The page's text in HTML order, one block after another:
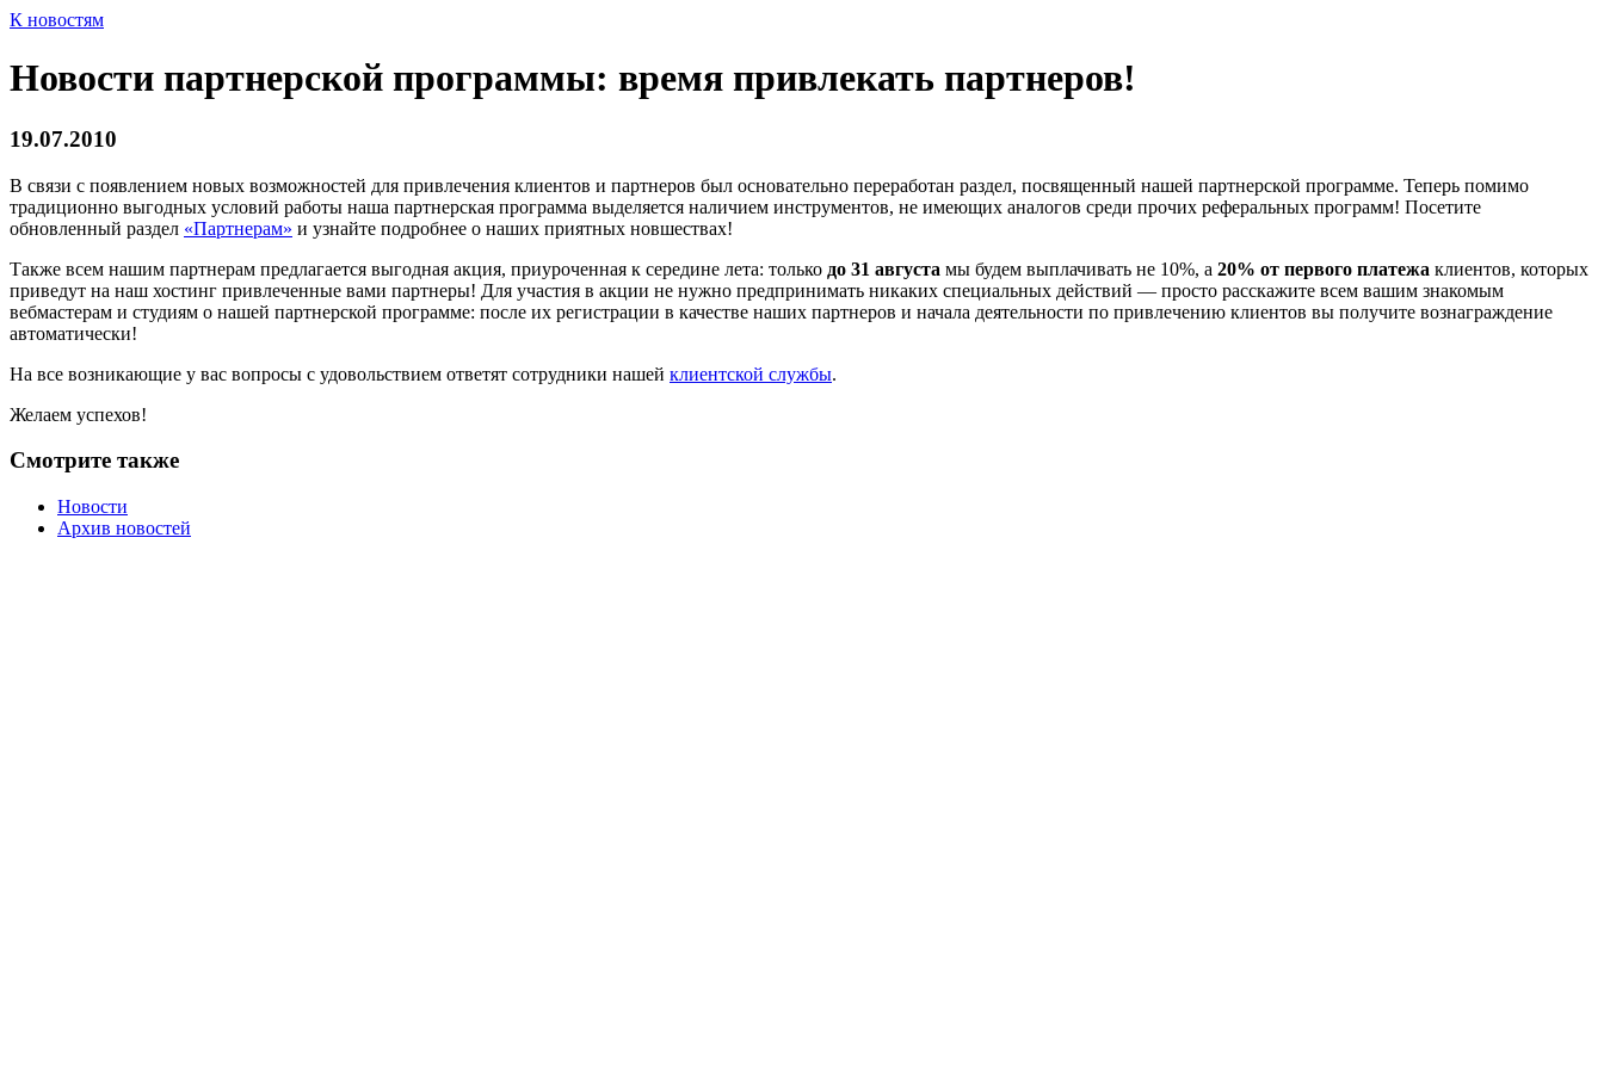
К новостям
Новости партнерской программы: время привлекать партнеров!
19.07.2010
В связи с появлением новых возможностей для привлечения клиентов и партнеров был основательно переработан раздел, посвященный нашей партнерской программе. Теперь помимо
традиционно выгодных условий работы наша партнерская программа выделяется наличием инструментов, не имеющих аналогов среди прочих реферальных программ! Посетите
обновленный раздел «Партнерам» и узнайте подробнее о наших приятных новшествах!
Также всем нашим партнерам предлагается выгодная акция, приуроченная к середине лета: только до 31 августа мы будем выплачивать не 10%, а 20% от первого платежа клиентов, которых
приведут на наш хостинг привлеченные вами партнеры! Для участия в акции не нужно предпринимать никаких специальных действий — просто расскажите всем вашим знакомым
вебмастерам и студиям о нашей партнерской программе: после их регистрации в качестве наших партнеров и начала деятельности по привлечению клиентов вы получите вознаграждение
автоматически!
На все возникающие у вас вопросы с удовольствием ответят сотрудники нашей клиентской службы.
Желаем успехов!
Смотрите также
Новости
Архив новостей